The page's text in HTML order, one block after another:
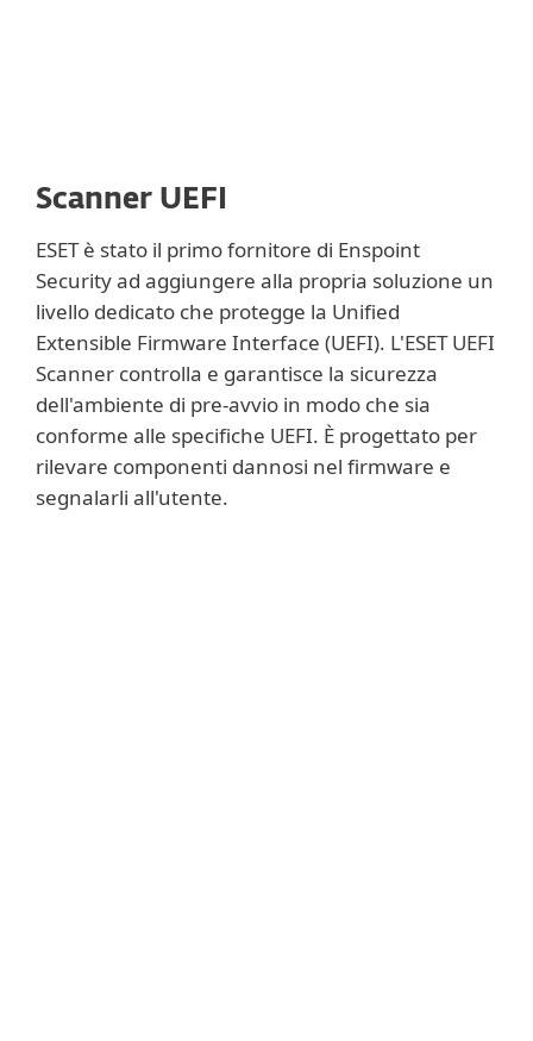
Scanner UEFI
ESET è stato il primo fornitore di Enspoint
Security ad aggiungere alla propria soluzione un
livello dedicato che protegge la Unified
Extensible Firmware Interface (UEFI). L'ESET UEFI
Scanner controlla e garantisce la sicurezza
dell'ambiente di pre-avvio in modo che sia
conforme alle specifiche UEFI. È progettato per
rilevare componenti dannosi nel firmware e
segnalarli all'utente.